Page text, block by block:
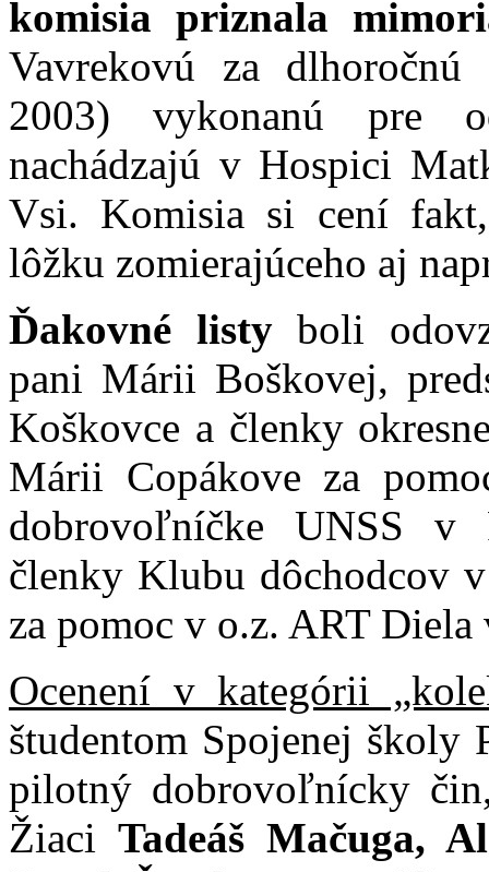
komisia priznala
Vavrekovú za
2003) vykonanú pre
nachádzajú v Hospici
Vsi. Komisia si cení
lôžku zomierajúceho aj
Ďakovné listyboli
pani Márii Boškovej,
Koškovce a členky
Márii Copákove za
dobrovoľníčke UNSS v
členky Klubu dôchodcov
za pomoc v o.z. ART Diela
Ocenení v kategórii
študentom Spojenej školy
pilotný dobrovoľnícky
Žiaci Tadeáš Mačuga,